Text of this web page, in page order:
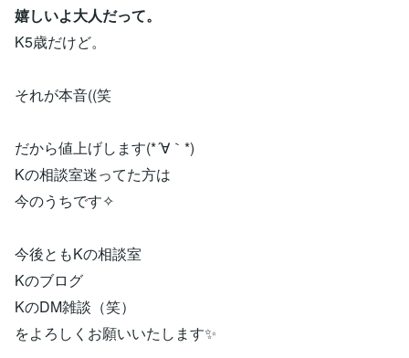
嬉しいよ大人だって。
K5歳だけど。
それが本音((笑
だから値上げします(*´∀｀*)
Kの相談室迷ってた方は
今のうちです✧
今後ともKの相談室
Kのブログ
KのDM雑談（笑）
をよろしくお願いいたします✨